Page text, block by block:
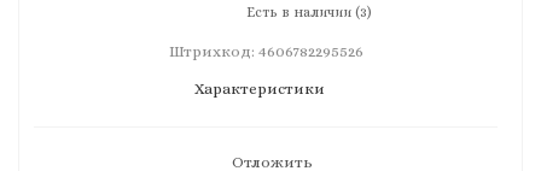
Есть в наличии (3)
Штрихкод: 4606782295526
Характеристики
Отложить